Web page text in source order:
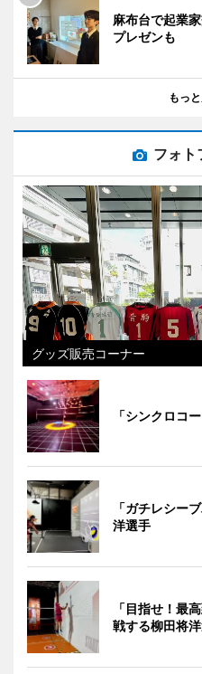
麻布台で起業
プレゼンも
もっ
フォト
グッズ販売コーナー
「シンクロコー
「ガチレシー
洋選手
「目指せ！最
戦する柳田将